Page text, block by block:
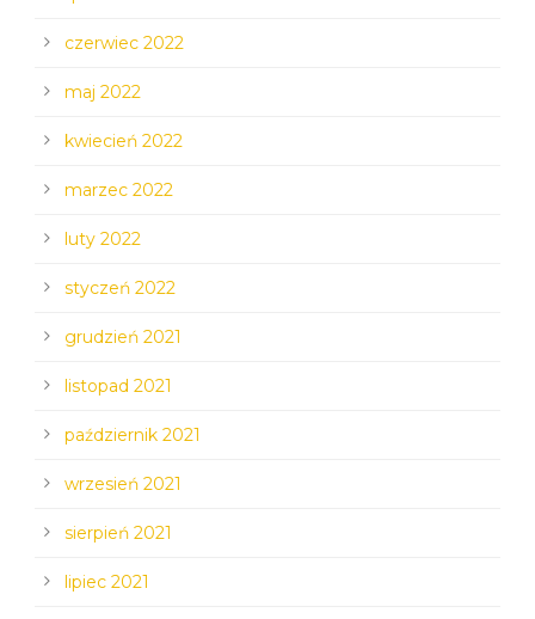
czerwiec 2022
maj 2022
kwiecień 2022
marzec 2022
luty 2022
styczeń 2022
grudzień 2021
listopad 2021
październik 2021
wrzesień 2021
sierpień 2021
lipiec 2021